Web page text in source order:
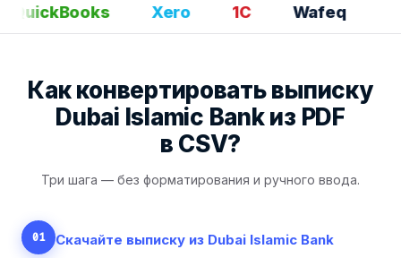
Xero 1С Wafeq
Как конвертировать выписку
Dubai Islamic Bank из PDF
в CSV?
Три шага — без форматирования и ручного ввода.
01 Скачайте выписку из Dubai Islamic Bank